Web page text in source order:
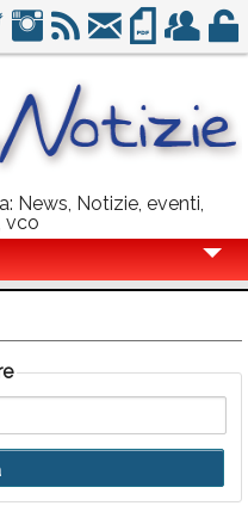
News, Notizie, eventi,
vco